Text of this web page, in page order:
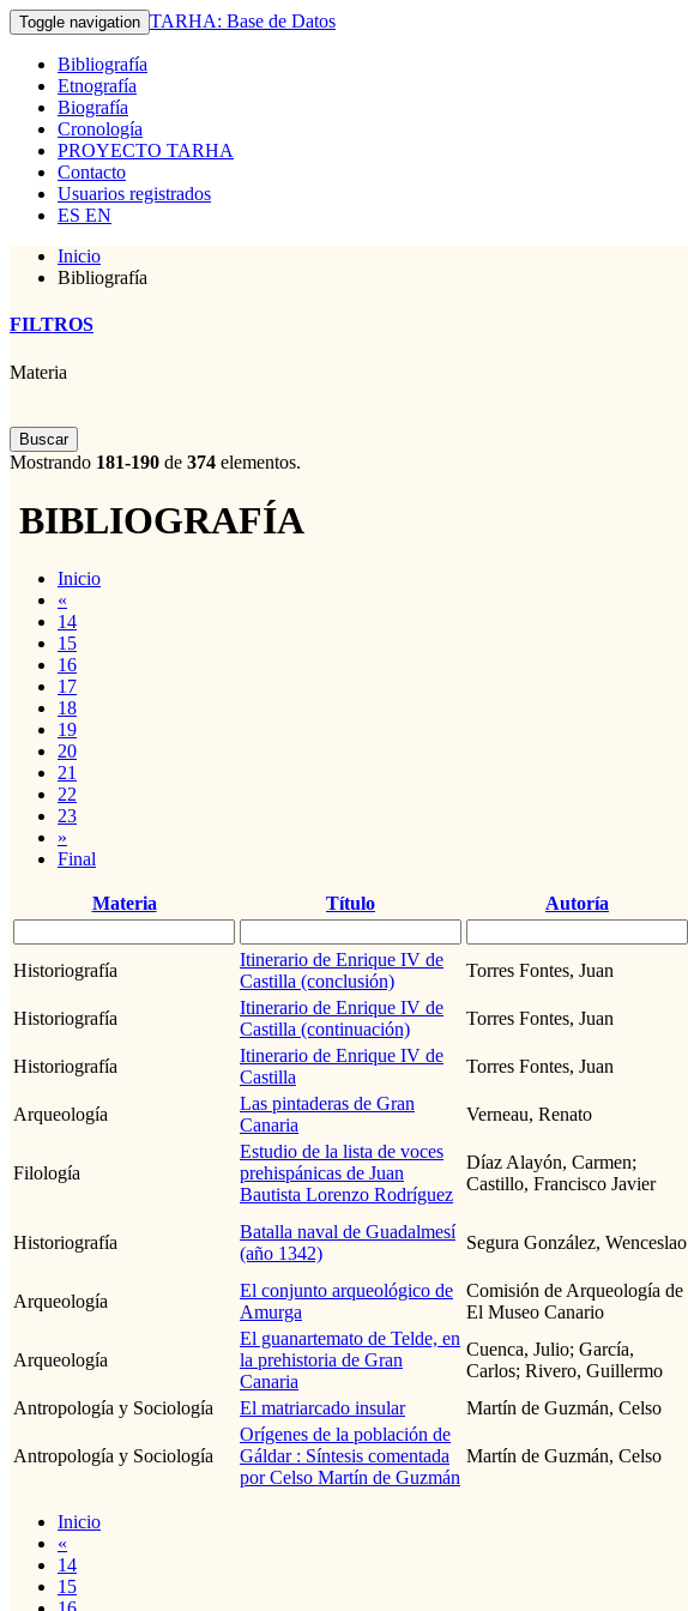
Toggle navigation TARHA: Base de Datos
Bibliografía
Etnografía
Biografía
Cronología
PROYECTO TARHA
Contacto
Usuarios registrados
ES EN
Inicio
Bibliografía
FILTROS
Materia
Buscar
Mostrando 181-190 de 374 elementos.
BIBLIOGRAFÍA
Inicio
«
14
15
16
17
18
19
20
21
22
23
»
Final
Materia Título Autoría
Historiografía
Itinerario de Enrique IV de
Castilla (conclusión)
Torres Fontes, Juan
Historiografía
Itinerario de Enrique IV de
Castilla (continuación)
Torres Fontes, Juan
Historiografía
Itinerario de Enrique IV de
Castilla
Torres Fontes, Juan
Arqueología
Las pintaderas de Gran
Canaria
Verneau, Renato
Filología
Estudio de la lista de voces
prehispánicas de Juan
Bautista Lorenzo Rodríguez
Díaz Alayón, Carmen;
Castillo, Francisco Javier
Historiografía
Batalla naval de Guadalmesí
(año 1342)
Segura González, Wenceslao
Arqueología
El conjunto arqueológico de
Amurga
Comisión de Arqueología de
El Museo Canario
Arqueología
El guanartemato de Telde, en
la prehistoria de Gran
Canaria
Cuenca, Julio; García,
Carlos; Rivero, Guillermo
Antropología y Sociología El matriarcado insular Martín de Guzmán, Celso
Antropología y Sociología
Orígenes de la población de
Gáldar : Síntesis comentada
por Celso Martín de Guzmán
Martín de Guzmán, Celso
Inicio
«
14
15